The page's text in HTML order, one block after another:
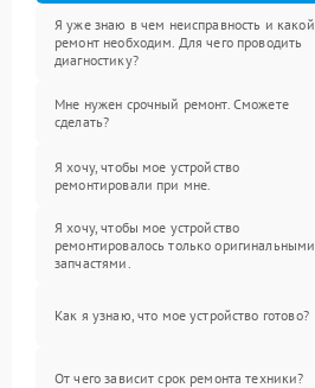
Я уже знаю в чем неисправность и какой
ремонт необходим. Для чего проводить
диагностику?
Мне нужен срочный ремонт. Сможете
сделать?
Я хочу, чтобы мое устройство
ремонтировали при мне.
Я хочу, чтобы мое устройство
ремонтировалось только оригинальными
запчастями.
Как я узнаю, что мое устройство готово?
От чего зависит срок ремонта техники?